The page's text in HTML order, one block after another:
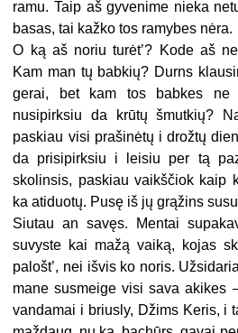
ramu. Taip aš gyvenime nieka
basas, tai kažko tos ramybes nėra.
O ką aš noriu turėt’? Kode aš
Kam man tų babkių? Durns
gerai, bet kam tos babkes ne
nusipirksiu da krūtų šmutkių?
paskiau visi prašinėtų i drožtų
da prisipirksiu i leisiu per tą
skolinsis, paskiau vaikščiok kaip
ka atiduotų. Pusę iš jų grąžins
Siutau an savęs. Mentai
suvyste kai mažą vaiką, kojas
palošt’, nei išvis ko noris.
mane susmeige visi sava akikes
vandamai i briusly, Džims Keris, i